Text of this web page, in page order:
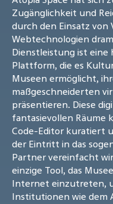
Zugänglichkeit und
durch den Einsatz
Webtechnologien
Dienstleistung ist
Plattform, die es
Museen ermöglicht,
maßgeschneiderten
präsentieren. Diese
fantasievollen Räume
Code-Editor kuratiert
der Eintritt in das
Partner vereinfacht
einzige Tool, das
Internet einzutreten,
Institutionen wie dem